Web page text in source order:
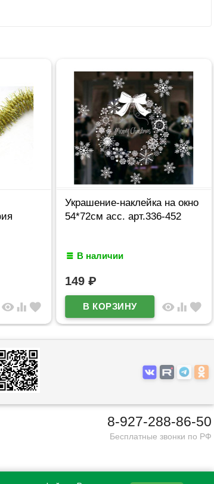
visibility equalizer favorite
Украшение-наклейка на окно
54*72см асс. арт.336-452
В наличии
149₽
visibility equalizer favorite
8-927-288-86-50
Бесплатные звонки по РФ